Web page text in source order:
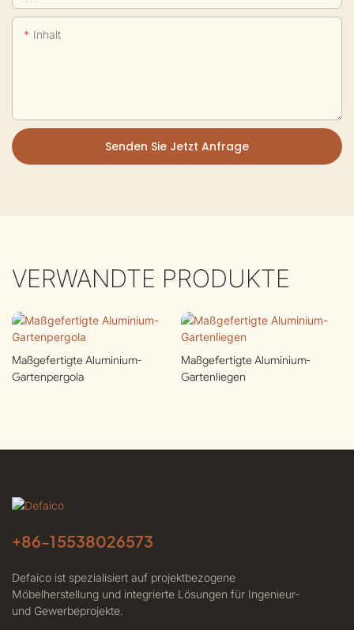
Inhalt
Senden Sie Jetzt Anfrage
VERWANDTE PRODUKTE
Maßgefertigte Aluminium-
Gartenpergola
Maßgefertigte Aluminium-
Gartenliegen
+86-15538026573
Defaico ist spezialisiert auf projektbezogene
Möbelherstellung und integrierte Lösungen für Ingenieur-
und Gewerbeprojekte.